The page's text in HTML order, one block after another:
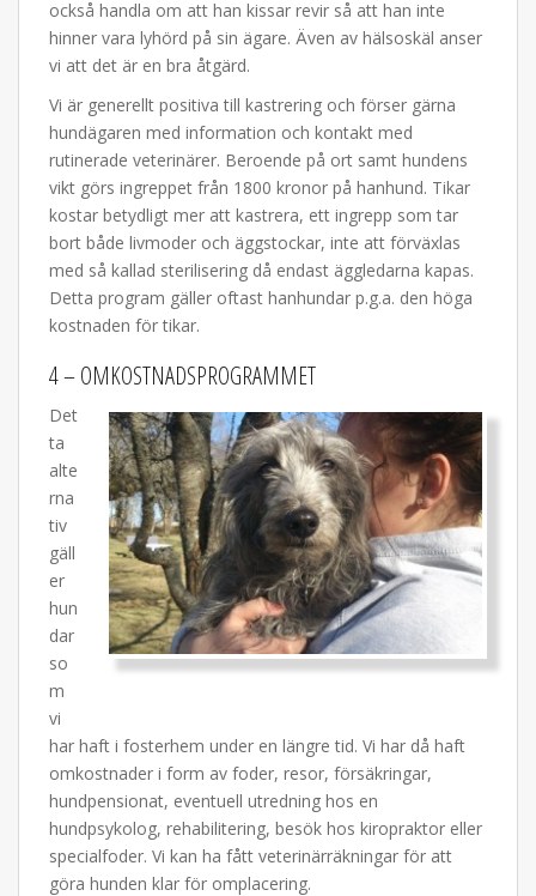
också handla om att han kissar revir så att han inte
hinner vara lyhörd på sin ägare. Även av hälsoskäl anser
vi att det är en bra åtgärd.
Vi är generellt positiva till kastrering och förser gärna
hundägaren med information och kontakt med
rutinerade veterinärer. Beroende på ort samt hundens
vikt görs ingreppet från 1800 kronor på hanhund. Tikar
kostar betydligt mer att kastrera, ett ingrepp som tar
bort både livmoder och äggstockar, inte att förväxlas
med så kallad sterilisering då endast äggledarna kapas.
Detta program gäller oftast hanhundar p.g.a. den höga
kostnaden för tikar.
4 – OMKOSTNADSPROGRAMMET
Det
ta
alte
rna
tiv
gäll
er
hun
dar
so
m
vi
har haft i fosterhem under en längre tid. Vi har då haft
omkostnader i form av foder, resor, försäkringar,
hundpensionat, eventuell utredning hos en
hundpsykolog, rehabilitering, besök hos kiropraktor eller
specialfoder. Vi kan ha fått veterinärräkningar för att
göra hunden klar för omplacering.